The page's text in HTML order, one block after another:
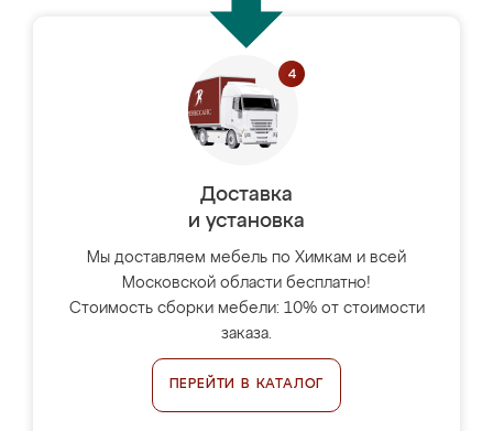
Доставка
и установка
Мы доставляем мебель по Химкам и всей
Московской области бесплатно!
Стоимость сборки мебели: 10% от стоимости
заказа.
ПЕРЕЙТИ В КАТАЛОГ